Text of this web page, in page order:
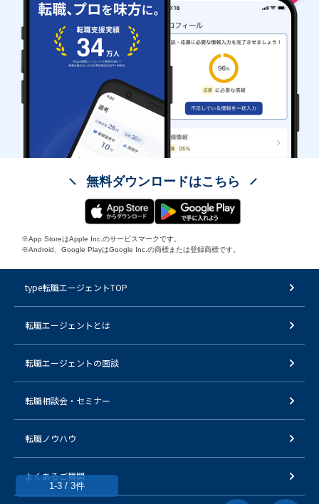
1-3 / 3件
無料ダウンロードはこちら
※App StoreはApple Inc.のサービスマークです。
※Android、Google PlayはGoogle Inc.の商標または登録商標です。
type転職エージェントTOP
転職エージェントとは
転職エージェントの面談
転職相談会・セミナー
転職ノウハウ
よくあるご質問